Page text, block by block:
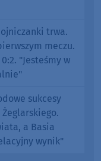
trwa.
meczu.
"Jesteśmy w
sukcesy
a Basia
wynik"